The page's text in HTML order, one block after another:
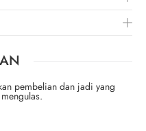
pembelian dan jadi yang